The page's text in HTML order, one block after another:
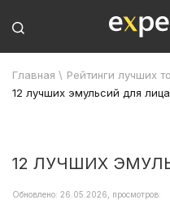
Главная \ Рейтинги лучших
12 лучших эмульсий для лица
12 ЛУЧШИХ
Обновлено: 26.05.2026, просмотров: